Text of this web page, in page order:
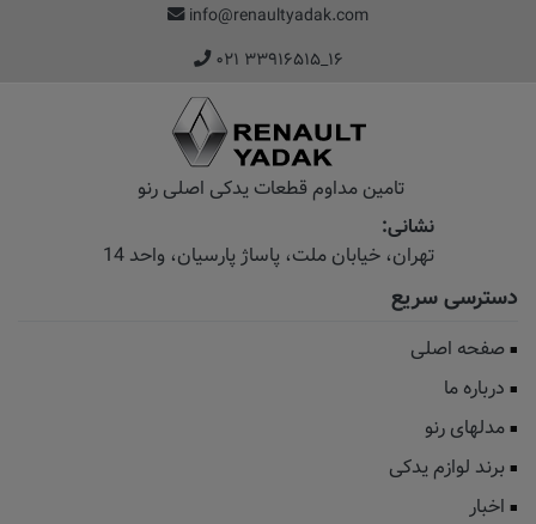
info@renaultyadak.com
۰۲۱ ۳۳۹۱۶۵۱۵_۱۶
تامین مداوم قطعات یدکی اصلی رنو
نشانی:
تهران، خیابان‌ ملت، پاساژ‌ پارسیان، واحد 14
دسترسی سریع
صفحه اصلی
درباره ما
مدلهای رنو
برند لوازم یدکی
اخبار